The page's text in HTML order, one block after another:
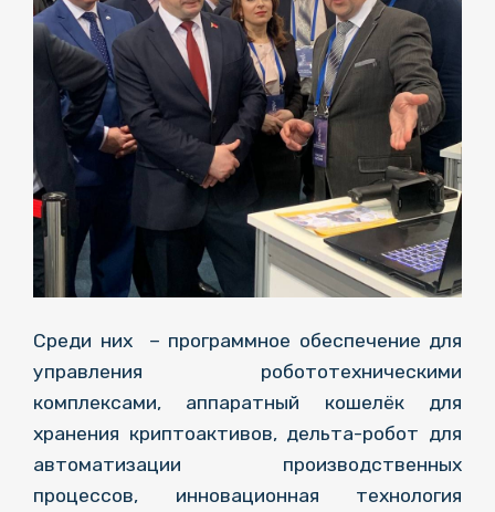
Среди них ­ – программное обеспечение для
управления робототехническими
комплексами, аппаратный кошелёк для
хранения криптоактивов, дельта-робот для
автоматизации производственных
процессов, инновационная технология